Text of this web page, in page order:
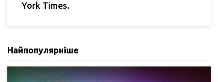
York Times.
Найпопулярніше